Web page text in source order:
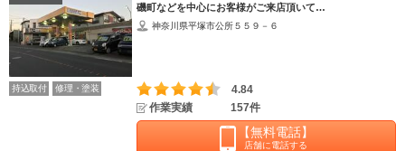
磯町などを中心にお客様がご来店頂いて…
神奈川県平塚市公所５５９－６
持込取付 修理・塗装
4.84
作業実績
157件
【無料電話】
店舗に電話する